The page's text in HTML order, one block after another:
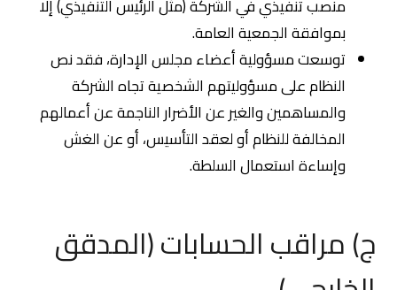
منصب تنفيذي في الشركة (مثل الرئيس التنفيذي) إلا
بموافقة الجمعية العامة.
توسعت مسؤولية أعضاء مجلس الإدارة، فقد نص
النظام على مسؤوليتهم الشخصية تجاه الشركة
والمساهمين والغير عن الأضرار الناجمة عن أعمالهم
المخالفة للنظام أو لعقد التأسيس، أو عن الغش
وإساءة استعمال السلطة.
ج) مراقب الحسابات (المدقق